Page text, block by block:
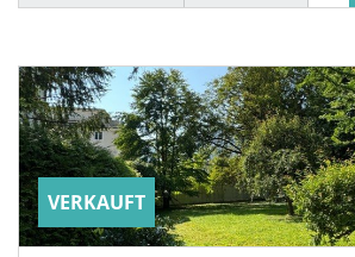
VERKAUFT